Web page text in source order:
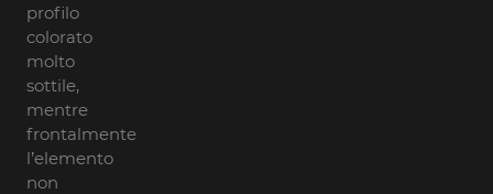
profilo
colorato
molto
sottile,
mentre
frontalmente
l’elemento
non